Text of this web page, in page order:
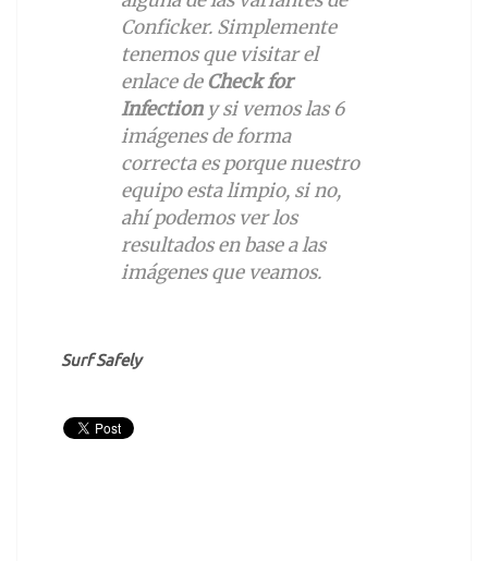
Conficker. Simplemente
tenemos que visitar el
enlace deCheck for
Infectiony si vemos las 6
imágenes de forma
correcta es porque nuestro
equipo esta limpio, si no,
ahí podemos ver los
resultados en base a las
imágenes que veamos.
Surf Safely